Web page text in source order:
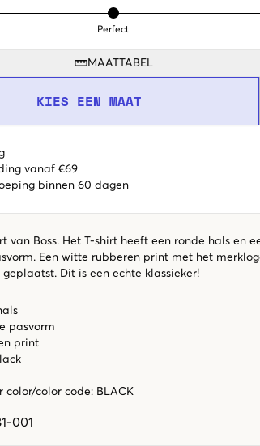
Perfect
MAATTABEL
KIES EEN MAAT
vanaf €69
binnen 60 dagen
van Boss. Het T-shirt heeft een ronde hals en
Een witte rubberen print met het
Dit is een echte klassieker!
pasvorm
print
color/color code: BLACK
001